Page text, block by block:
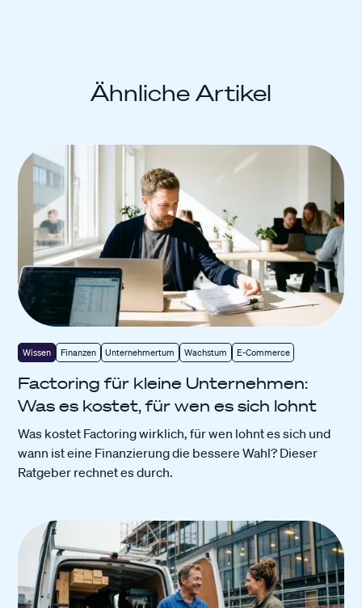
Ähnliche Artikel
Wissen Finanzen Unternehmertum Wachstum E-Commerce
Factoring für kleine Unternehmen:
Was es kostet, für wen es sich lohnt
Was kostet Factoring wirklich, für wen lohnt es sich und
wann ist eine Finanzierung die bessere Wahl? Dieser
Ratgeber rechnet es durch.